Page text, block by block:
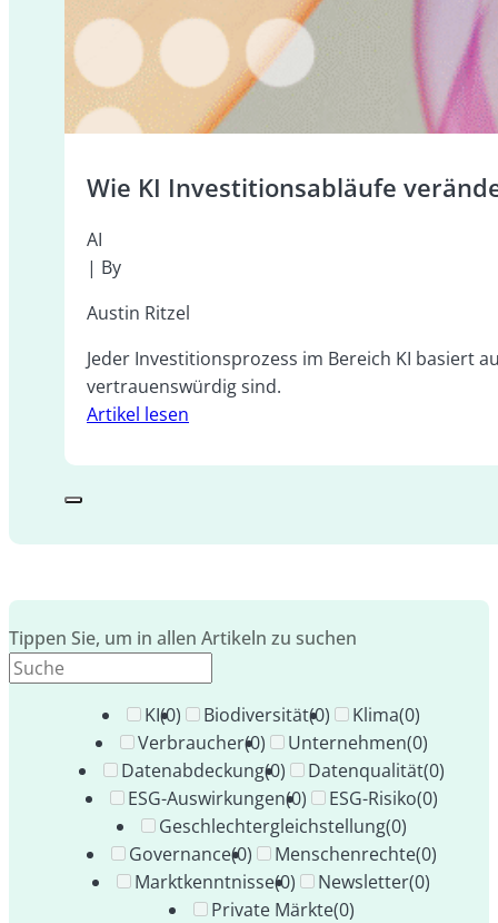
Wie KI Investitionsabläufe
AI
| By
Austin Ritzel
Jeder Investitionsprozess im Bereich KI basiert
vertrauenswürdig sind.
Artikel lesen
Tippen Sie, um in allen Artikeln zu suchen
KI(0) Biodiversität(0) Klima(0)
Verbraucher(0) Unternehmen(0)
Datenabdeckung(0) Datenqualität(0)
ESG-Auswirkungen(0) ESG-Risiko(0)
Geschlechtergleichstellung(0)
Governance(0) Menschenrechte(0)
Marktkenntnisse(0) Newsletter(0)
Private Märkte(0)